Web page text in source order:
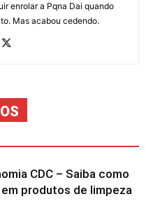
enrolar a Pqna Dai quando
Mas acabou cedendo.
CDC – Saiba como
em produtos de limpeza